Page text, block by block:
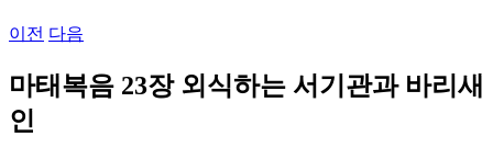
이전 다음
마태복음 23장 외식하는 서기관과 바리새
인